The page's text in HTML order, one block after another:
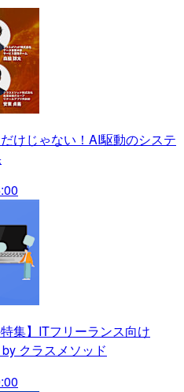
けじゃない！AI駆動のシステ
集】ITフリーランス向け
クラスメソッド